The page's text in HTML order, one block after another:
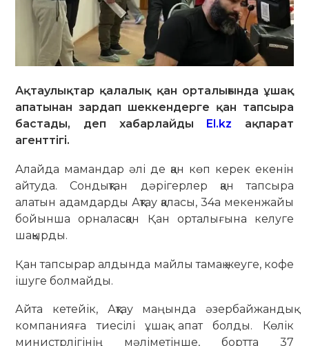
Ақтаулықтар қалалық қан орталығында ұшақ
апатынан зардап шеккендерге қан тапсыра
бастады, деп хабарлайды
El.kz ақпарат
агенттігі.
Алайда мамандар әлі де қан көп керек екенін
айтуда. Сондықтан дәрігерлер қан тапсыра
алатын адамдарды Ақтау қаласы, 34а мекенжайы
бойынша орналасқан Қан орталығына келуге
шақырды.
Қан тапсырар алдында майлы тамақ жеуге, кофе
ішуге болмайды.
Айта кетейік, Ақтау маңында әзербайжандық
компанияға тиесілі ұшақ апат болды. Көлік
министрлігінің мәліметінше, бортта 37